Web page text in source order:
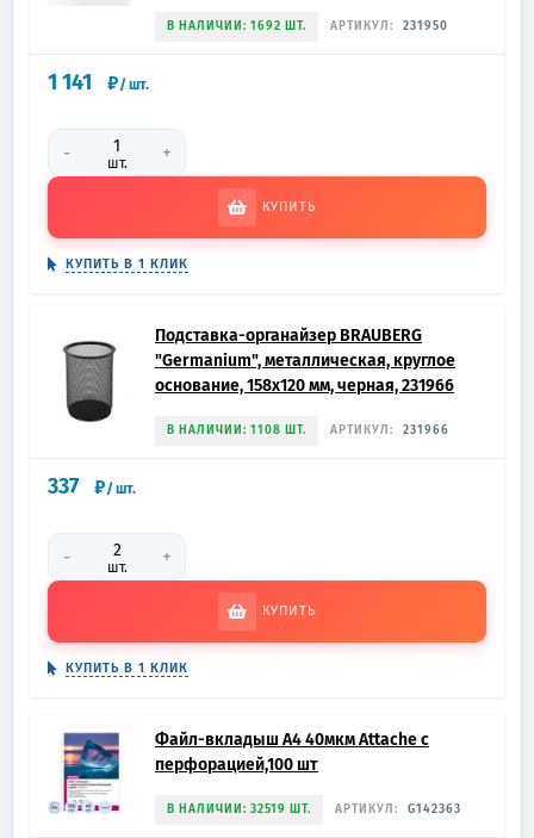
В НАЛИЧИИ: 1692 ШТ. АРТИКУЛ: 231950
1 141 ₽/шт.
- шт. +
КУПИТЬ
КУПИТЬ В 1 КЛИК
Подставка-органайзер BRAUBERG
"Germanium", металлическая, круглое
основание, 158х120 мм, черная, 231966
В НАЛИЧИИ: 1108 ШТ. АРТИКУЛ: 231966
337 ₽/шт.
- шт. +
КУПИТЬ
КУПИТЬ В 1 КЛИК
Файл-вкладыш А4 40мкм Attache с
перфорацией,100 шт
В НАЛИЧИИ: 32519 ШТ. АРТИКУЛ: G142363